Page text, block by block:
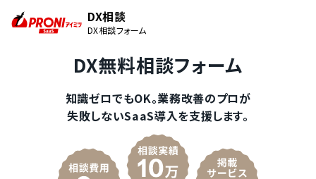
DX相談
DX相談フォーム
DX無料相談フォーム
知識ゼロでもOK。業務改善のプロが
失敗しないSaaS導入を支援します。